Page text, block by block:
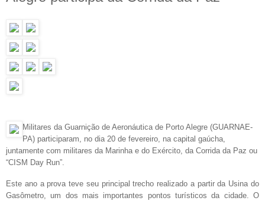
Militares da Guarnição de Aeronáutica de Porto Alegre (GUARNAE-
PA) participaram, no dia 20 de fevereiro, na capital gaúcha,
juntamente com militares da Marinha e do Exército, da Corrida da Paz ou
“CISM Day Run”.
Este ano a prova teve seu principal trecho realizado a partir da Usina do
Gasômetro, um dos mais importantes pontos turísticos da cidade. O